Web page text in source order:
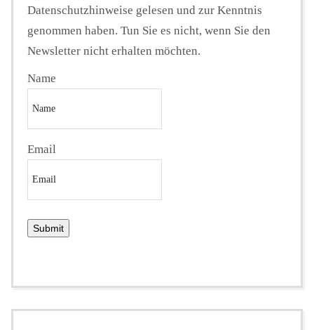
Datenschutzhinweise gelesen und zur Kenntnis
genommen haben. Tun Sie es nicht, wenn Sie den
Newsletter nicht erhalten möchten.
Name
Email